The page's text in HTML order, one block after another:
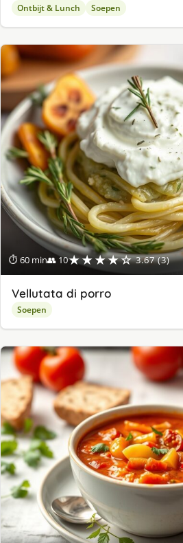
Ontbijt & Lunch Soepen
⏱ 60 min👥 10★★★★☆ 3.67 (3)
Vellutata di porro
Soepen